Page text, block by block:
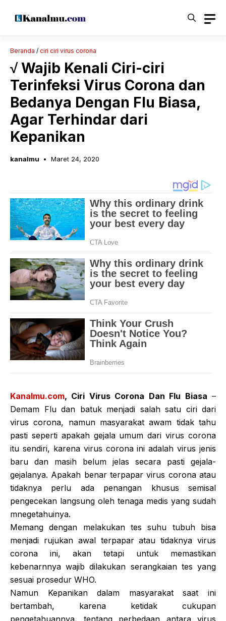
Beranda / ciri ciri virus corona
√ Wajib Kenali Ciri-ciri
Terinfeksi Virus Corona dan
Bedanya Dengan Flu Biasa,
Agar Terhindar dari
Kepanikan
kanalmu Maret 24, 2020
Kanalmu.com, Ciri Virus Corona Dan Flu Biasa –
Demam Flu dan batuk menjadi salah satu ciri dari
virus corona, namun masyarakat awam tidak tahu
pasti seperti apakah gejala umum dari virus corona
itu sendiri, karena virus corona ini adalah virus jenis
baru dan masih belum jelas secara pasti gejala-
gejalanya. Apakah benar terpapar virus corona atau
tidaknya perlu ada penangan khusus semisal
pengecekan langsung oleh tenaga medis yang sudah
mnegetahuinya.
Memang dengan melakukan tes suhu tubuh bisa
menjadi rujukan awal terpapar atau tidaknya virus
corona ini, akan tetapi untuk memastikan
kebenarnnya wajib dilakukan serangkaian tes yang
sesuai prosedur WHO.
Namun Kepanikan dalam masyarakat saat ini
bertambah, karena ketidak cukupan
pengetahuannya, tentang perbedaan antara virus